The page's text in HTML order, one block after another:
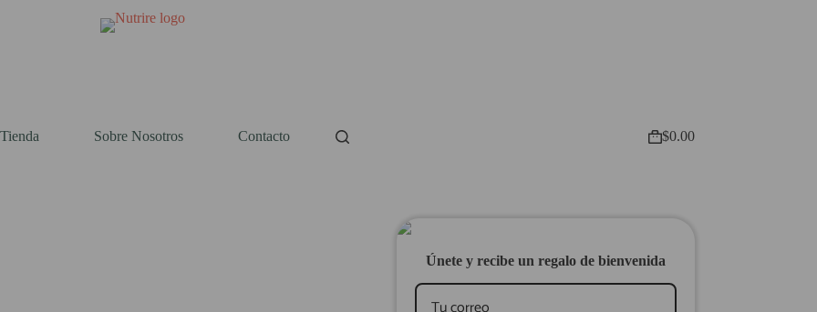
Tienda Sobre Nosotros Contacto
Shopping
$0.00
Únete y recibe un regalo de bienvenida